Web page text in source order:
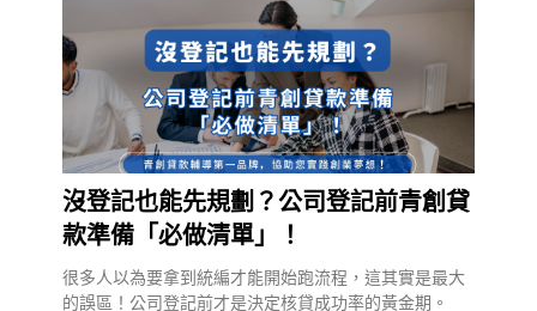
沒登記也能先規劃？公司登記前青創貸
款準備「必做清單」！
很多人以為要拿到統編才能開始跑流程，這其實是最大
的誤區！公司登記前才是決定核貸成功率的黃金期。